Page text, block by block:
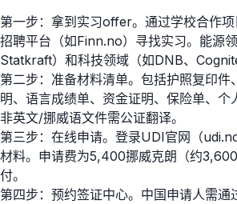
第一步：拿到实习offer。通过学校合作
招聘平台（如Finn.no）寻找实习。能源
Statkraft）和科技领域（如DNB、
第二步：准备材料清单。包括护照复印件
明、语言成绩单、资金证明、保险单、个
非英文/挪威语文件需公证翻译。
第三步：在线申请。登录UDI官网（
材料。申请费为5,400挪威克朗（约
付。
第四步：预约签证中心。中国申请人需通